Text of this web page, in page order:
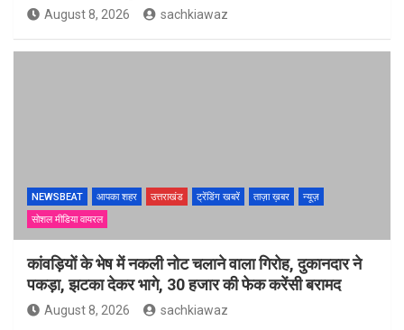
August 8, 2026 sachkiawaz
NEWSBEAT आपका शहर उत्तराखंड ट्रेंडिंग खबरें ताज़ा ख़बर
न्यूज़
सोशल मीडिया वायरल
कांवड़ियों के भेष में नकली नोट चलाने वाला गिरोह, दुकानदार ने
पकड़ा, झटका देकर भागे, 30 हजार की फेक करेंसी बरामद
August 8, 2026 sachkiawaz